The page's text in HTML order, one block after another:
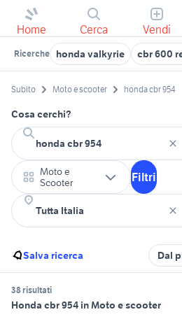
Home Cerca Vendi
Ricerche honda valkyrie cbr 600
Subito Moto e scooter honda cbr 954
Cosa cerchi?
Moto e
Scooter
Filtri
Salva ricerca Dal
38 risultati
Honda cbr 954 in Moto e scooter